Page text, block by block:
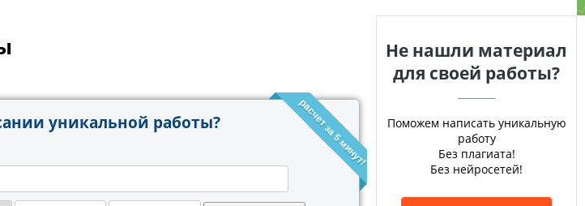
расчет за 5 минут!
уникальной работы?
Не нашли материал
для своей работы?
Поможем написать уникальную
работу
Без плагиата!
Без нейросетей!